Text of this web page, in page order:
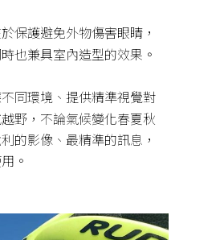
於保護避免外物傷害眼睛，
也兼具室內造型的效果。
不同環境、提供精準視覺對
野，不論氣候變化春夏秋
的影像、最精準的訊息，
。